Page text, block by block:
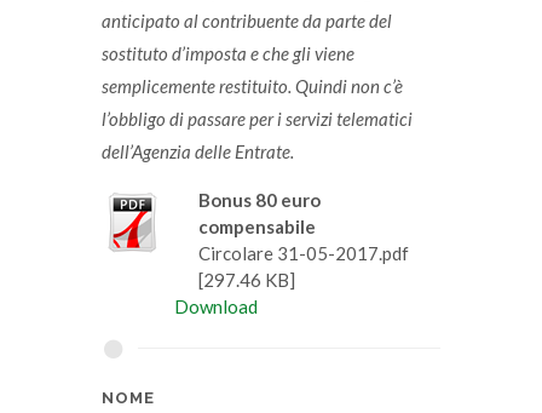
anticipato al contribuente da parte del
sostituto d’imposta e che gli viene
semplicemente restituito. Quindi non c’è
l’obbligo di passare per i servizi telematici
dell’Agenzia delle Entrate.
Bonus 80 euro
compensabile
Circolare 31-05-2017.pdf
[297.46 KB]
Download
NOME